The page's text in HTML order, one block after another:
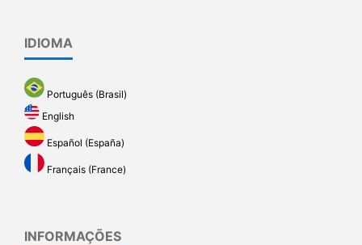
IDIOMA
Português (Brasil)
English
Español (España)
Français (France)
INFORMAÇÕES